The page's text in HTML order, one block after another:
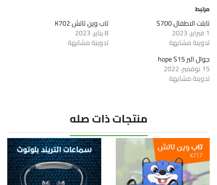
مرتبط
تابلت الاطفال S700
1 فبراير، 2023
تدوينة مشابهة
تاب وين تاتش K702
8 يناير، 2023
تدوينة مشابهة
جوال البر hope S15
15 نوفمبر، 2022
تدوينة مشابهة
منتجات ذات صله